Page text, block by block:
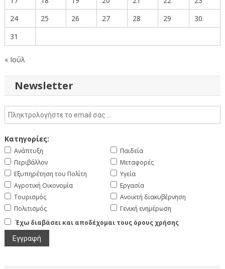
24
25 26 27 28 29
30
31
« Ιούλ
Newsletter
Κατηγορίες:
Ανάπτυξη
Περιβάλλον
Εξυπηρέτηση του Πολίτη
Αγροτική Οικονομία
Τουρισμός
Πολιτισμός
Παιδεία
Μεταφορές
Υγεία
Εργασία
Ανοικτή διακυβέρνηση
Γενική ενημέρωση
Έχω διαβάσει και αποδέχομαι τους όρους χρήσης